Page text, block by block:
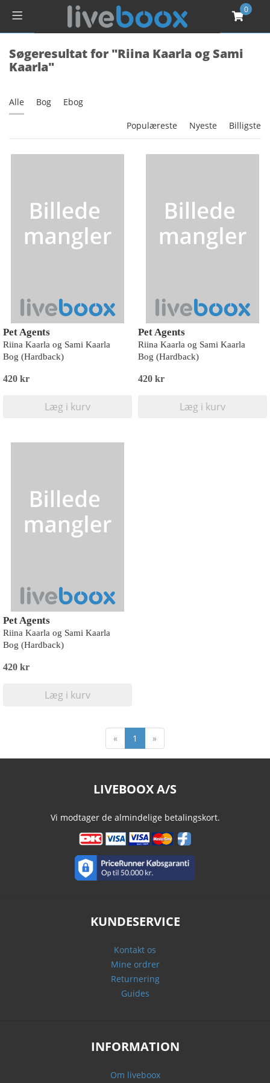
0
Søgeresultat for "Riina Kaarla og Sami
Kaarla"
Alle Bog Ebog
Populæreste Nyeste Billigste
Pet Agents
Riina Kaarla og Sami Kaarla
Bog (Hardback)
420 kr
Læg i kurv
Pet Agents
Riina Kaarla og Sami Kaarla
Bog (Hardback)
420 kr
Læg i kurv
Pet Agents
Riina Kaarla og Sami Kaarla
Bog (Hardback)
420 kr
Læg i kurv
« 1 »
LIVEBOOX A/S
Vi modtager de almindelige betalingskort.
KUNDESERVICE
Kontakt os
Mine ordrer
Returnering
Guides
INFORMATION
Om liveboox